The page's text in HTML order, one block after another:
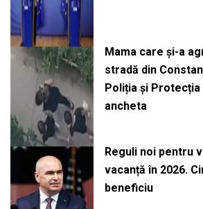
Mama care și-a
stradă din
Poliția și Protecția
ancheta
Reguli noi pentru
vacanță în 2026.
beneficiu